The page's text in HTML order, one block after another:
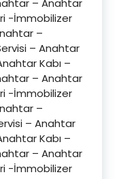
– Anahtar
-İmmobilizer
–
– Anahtar
Kabı –
– Anahtar
-İmmobilizer
–
– Anahtar
Kabı –
– Anahtar
-İmmobilizer